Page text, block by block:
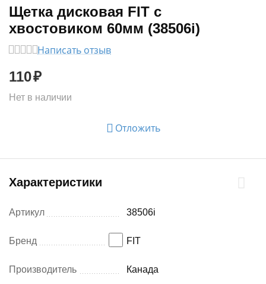
Щетка дисковая FIT с
хвостовиком 60мм (38506i)
Написать отзыв
110₽
Нет в наличии
Отложить
Характеристики
Артикул 38506i
Бренд FIT
Производитель Канада